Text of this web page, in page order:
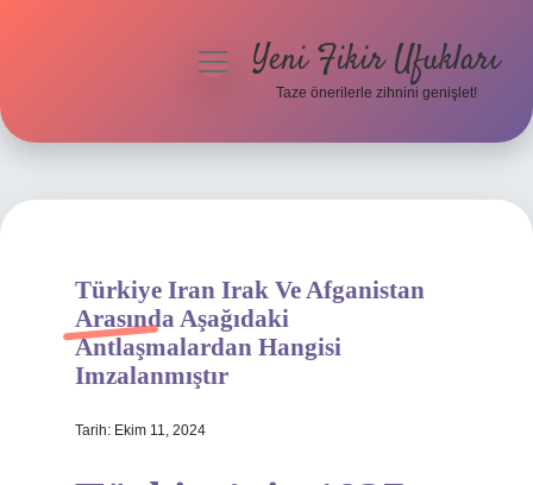
Hakkımızda
menüyüYeni Fikir Ufukları
Taze önerilerle zihnini genişlet!
Türkiye Iran Irak Ve Afganistan
Arasında Aşağıdaki
Antlaşmalardan Hangisi
Imzalanmıştır
Tarih: Ekim 11, 2024